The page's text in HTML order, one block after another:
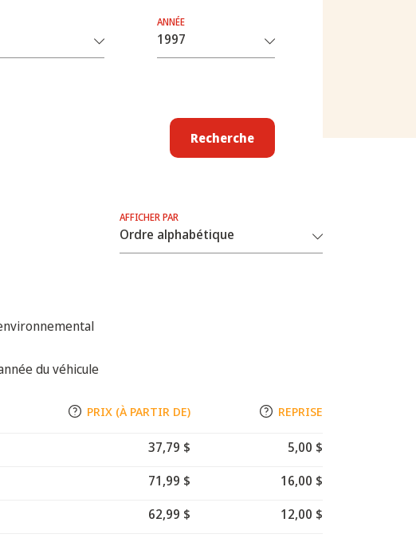
ANNÉE
Recherche
AFFICHER PAR
du véhicule
PRIX (À PARTIR DE) REPRISE
37,79 $
5,00 $
71,99 $
16,00 $
62,99 $
12,00 $